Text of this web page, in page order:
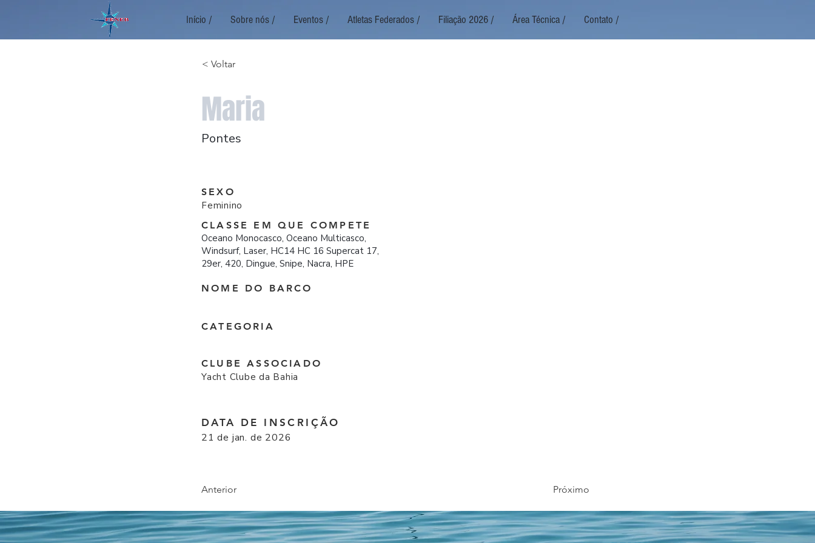
Início / Sobre nós / Eventos / Atletas Federados / Filiação 2026 / Área Técnica / Contato /
< Voltar
Maria
Pontes
SEXO
Feminino
CLASSE EM QUE COMPETE
Oceano Monocasco, Oceano Multicasco,
Windsurf, Laser, HC14 HC 16 Supercat 17,
29er, 420, Dingue, Snipe, Nacra, HPE
NOME DO BARCO
CATEGORIA
CLUBE ASSOCIADO
Yacht Clube da Bahia
DATA DE INSCRIÇÃO
21 de jan. de 2026
Anterior Próximo